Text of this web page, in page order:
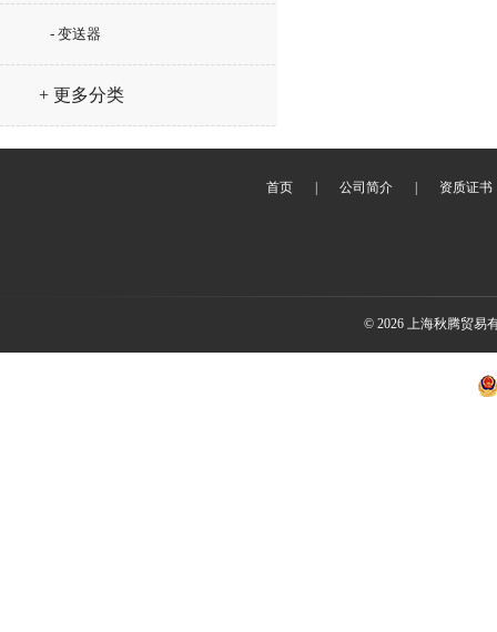
- 变送器
+ 更多分类
首页 公司简介 资质证书
© 2026 上海秋腾贸易